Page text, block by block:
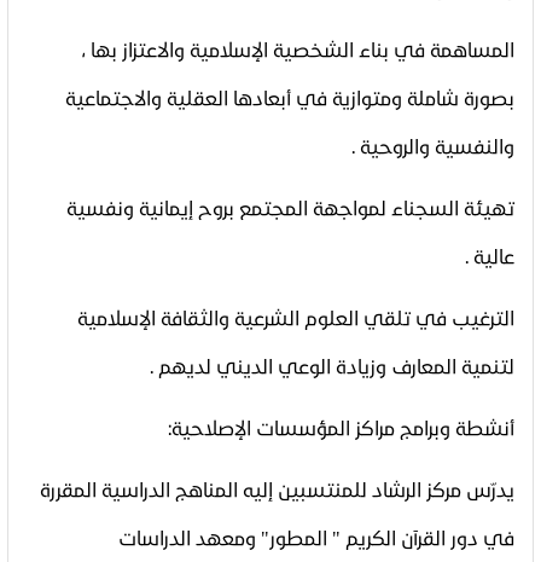
المساهمة في بناء الشخصية الإسلامية والاعتزاز بها ،
بصورة شاملة ومتوازية في أبعادها العقلية والاجتماعية
والنفسية والروحية .
تهيئة السجناء لمواجهة المجتمع بروح إيمانية ونفسية
عالية .
الترغيب في تلقي العلوم الشرعية والثقافة الإسلامية
لتنمية المعارف وزيادة الوعي الديني لديهم .
أنشطة وبرامج مراكز المؤسسات الإصلاحية:
يدرّس مركز الرشاد للمنتسبين إليه المناهج الدراسية المقررة
في دور القرآن الكريم " المطور" ومعهد الدراسات